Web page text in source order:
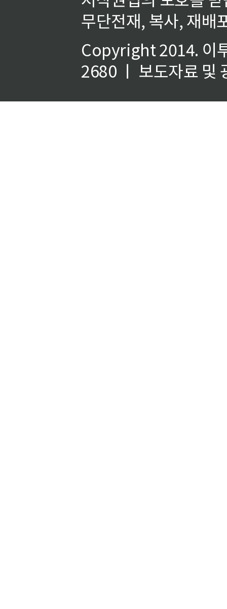
무단전재, 복사, 재배
Copyright 2014. 이
2680 ㅣ 보도자료